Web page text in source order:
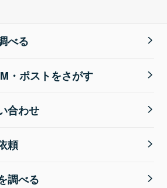
べる
・ポストをさがす
合わせ
頼
調べる